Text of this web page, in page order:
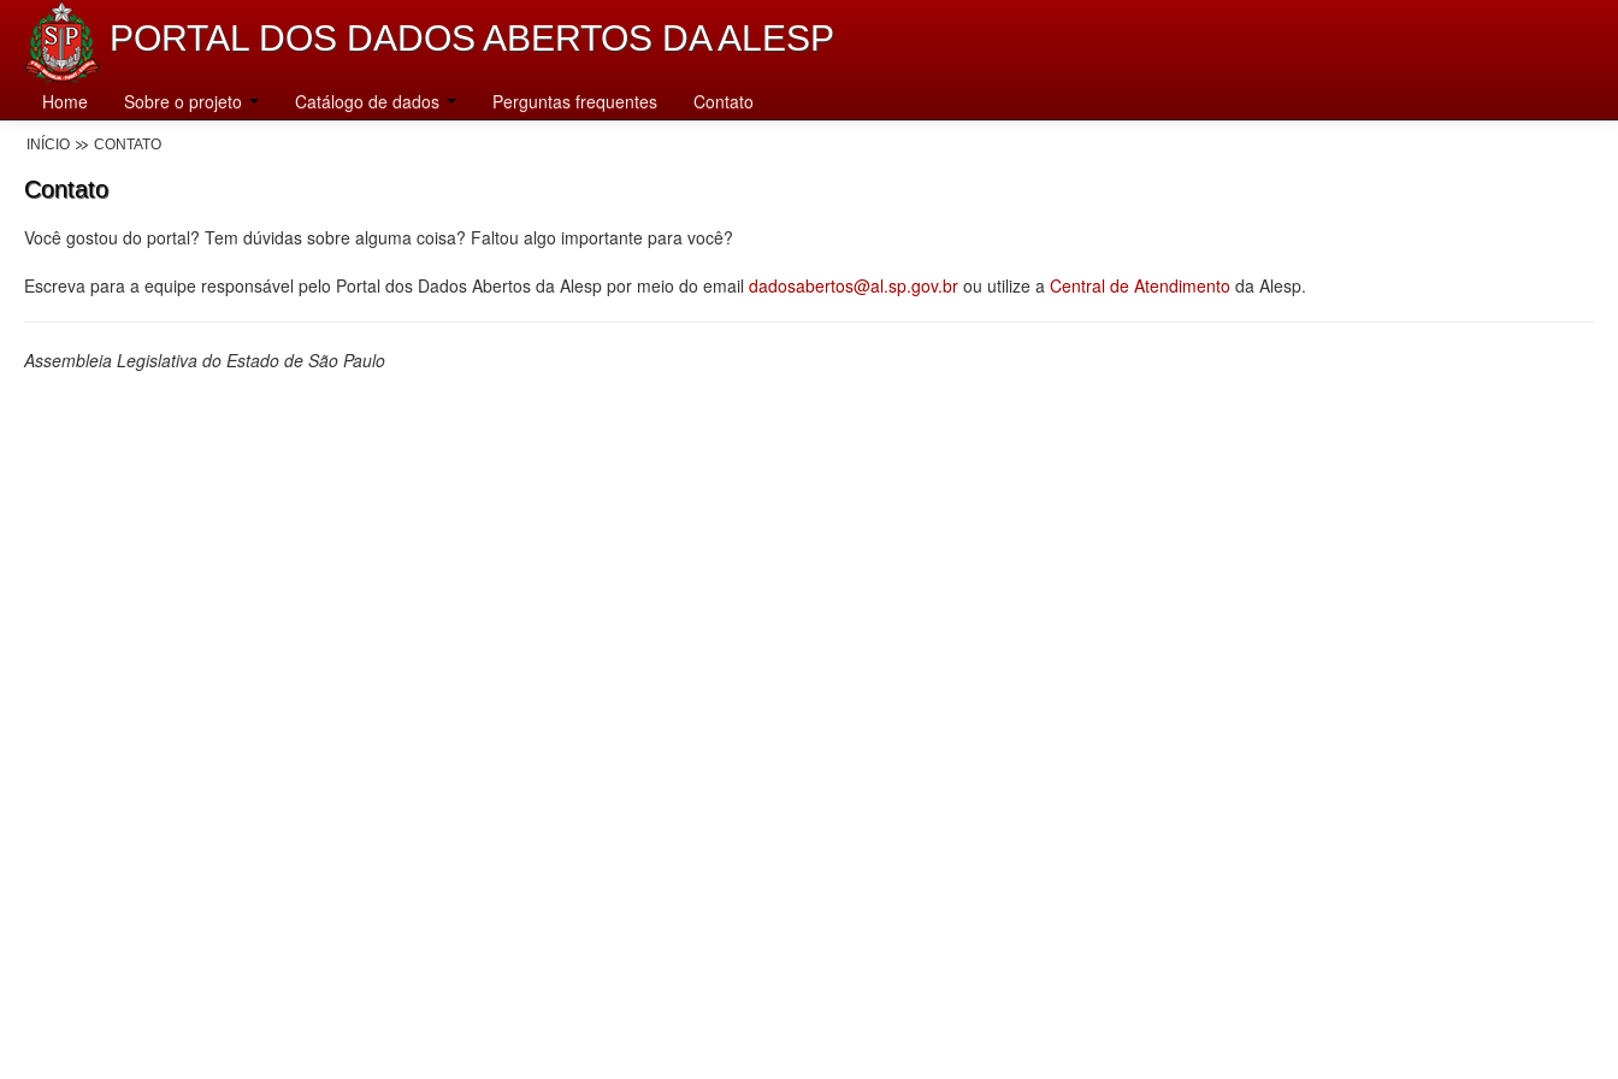
PORTAL DOS DADOS ABERTOS DA ALESP
Home Sobre o projeto Catálogo de dados Perguntas frequentes Contato
INÍCIO CONTATO
Contato
Você gostou do portal? Tem dúvidas sobre alguma coisa? Faltou algo importante para você?
Escreva para a equipe responsável pelo Portal dos Dados Abertos da Alesp por meio do email dadosabertos@al.sp.gov.br ou utilize a Central de Atendimento da Alesp.
Assembleia Legislativa do Estado de São Paulo